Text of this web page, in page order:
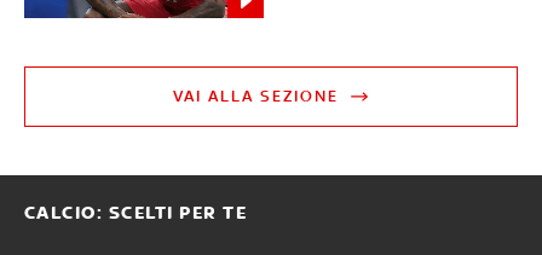
VAI ALLA SEZIONE
CALCIO: SCELTI PER TE